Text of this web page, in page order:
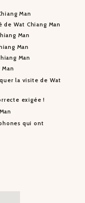
Man
Wat Chiang Man
Man
Man
Man
la visite de Wat
exigée !
qui ont